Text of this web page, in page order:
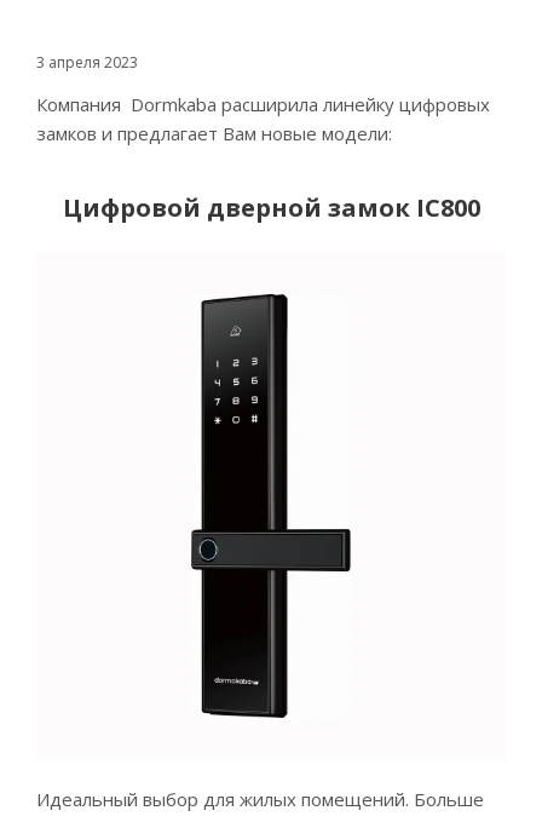
3 апреля 2023
Компания Dormkaba расширила линейку цифровых
замков и предлагает Вам новые модели:
Цифровой дверной замок IC800
Идеальный выбор для жилых помещений. Больше